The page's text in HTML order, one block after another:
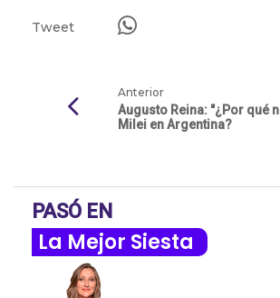
Tweet
Anterior
Augusto Reina: "¿Por qué
Milei en Argentina?
PASÓ EN
La Mejor Siesta